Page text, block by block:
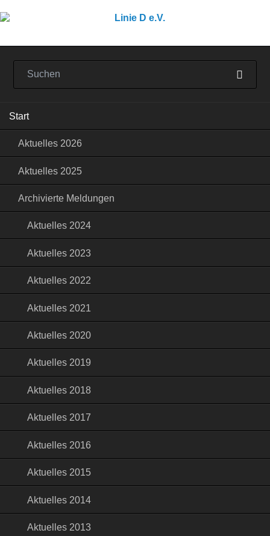
Start
Aktuelles 2026
Aktuelles 2025
Archivierte Meldungen
Aktuelles 2024
Aktuelles 2023
Aktuelles 2022
Aktuelles 2021
Aktuelles 2020
Aktuelles 2019
Aktuelles 2018
Aktuelles 2017
Aktuelles 2016
Aktuelles 2015
Aktuelles 2014
Aktuelles 2013